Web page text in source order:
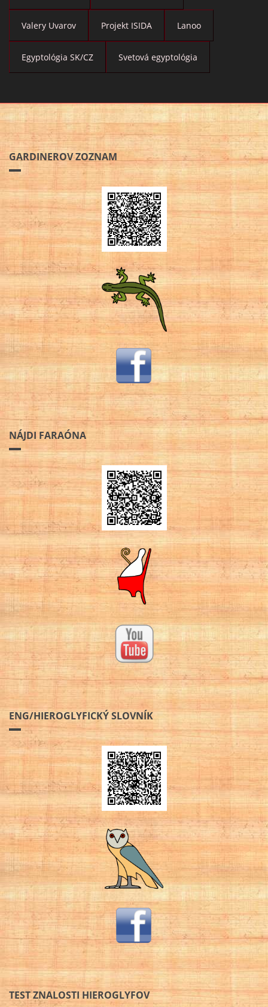
Valery Uvarov Projekt ISIDA Lanoo
Egyptológia SK/CZ Svetová egyptológia
GARDINEROV ZOZNAM
NÁJDI FARAÓNA
ENG/HIEROGLYFICKÝ SLOVNÍK
TEST ZNALOSTI HIEROGLYFOV